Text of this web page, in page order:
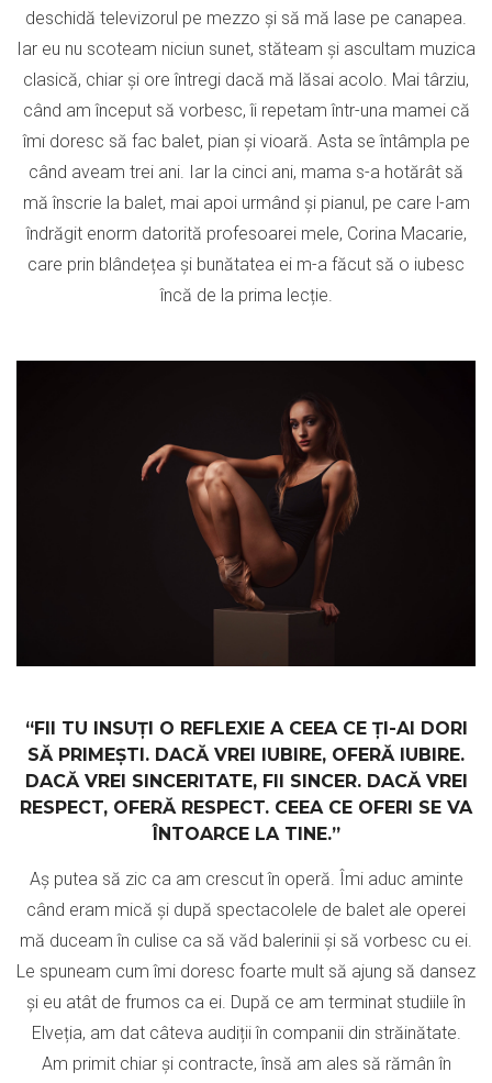
deschidă televizorul pe mezzo și să mă lase pe canapea.
Iar eu nu scoteam niciun sunet, stăteam și ascultam muzica
clasică, chiar și ore întregi dacă mă lăsai acolo. Mai târziu,
când am început să vorbesc, îi repetam într-una mamei că
îmi doresc să fac balet, pian și vioară. Asta se întâmpla pe
când aveam trei ani. Iar la cinci ani, mama s-a hotărât să
mă înscrie la balet, mai apoi urmând și pianul, pe care l-am
îndrăgit enorm datorită profesoarei mele, Corina Macarie,
care prin blândețea și bunătatea ei m-a făcut să o iubesc
încă de la prima lecție.
“FII TU INSUȚI O REFLEXIE A CEEA CE ȚI-AI DORI
SĂ PRIMEȘTI. DACĂ VREI IUBIRE, OFERĂ IUBIRE.
DACĂ VREI SINCERITATE, FII SINCER. DACĂ VREI
RESPECT, OFERĂ RESPECT. CEEA CE OFERI SE VA
ÎNTOARCE LA TINE.”
Aș putea să zic ca am crescut în operă. Îmi aduc aminte
când eram mică și după spectacolele de balet ale operei
mă duceam în culise ca să văd balerinii și să vorbesc cu ei.
Le spuneam cum îmi doresc foarte mult să ajung să dansez
și eu atât de frumos ca ei. După ce am terminat studiile în
Elveția, am dat câteva audiții în companii din străinătate.
Am primit chiar și contracte, însă am ales să rămân în